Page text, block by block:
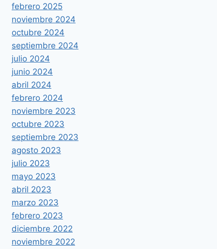
febrero 2025
noviembre 2024
octubre 2024
septiembre 2024
julio 2024
junio 2024
abril 2024
febrero 2024
noviembre 2023
octubre 2023
septiembre 2023
agosto 2023
julio 2023
mayo 2023
abril 2023
marzo 2023
febrero 2023
diciembre 2022
noviembre 2022